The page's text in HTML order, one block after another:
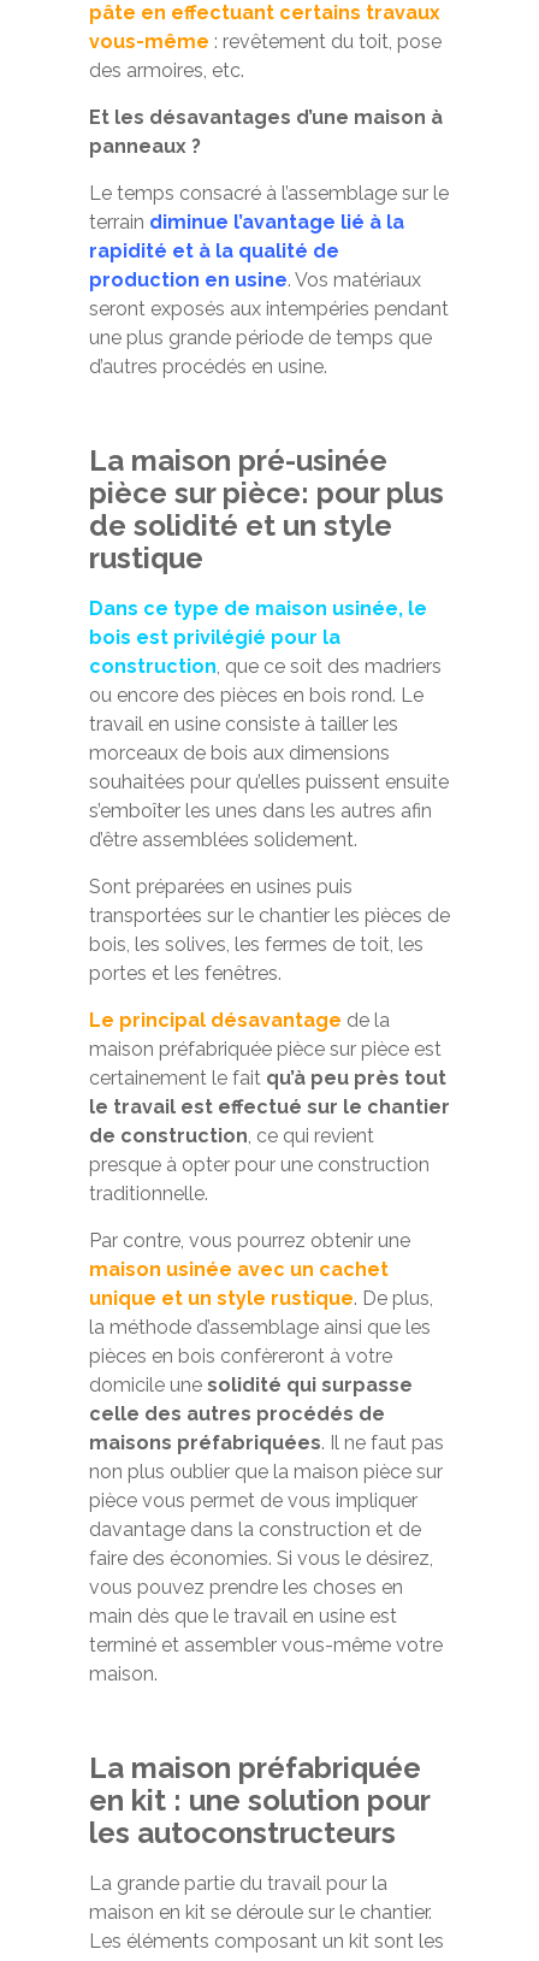
pâte en effectuant certains travaux
vous-même : revêtement du toit, pose
des armoires, etc.
Et les désavantages d’une maison à
panneaux ?
Le temps consacré à l’assemblage sur le
terrain diminue l’avantage lié à la
rapidité et à la qualité de
production en usine. Vos matériaux
seront exposés aux intempéries pendant
une plus grande période de temps que
d’autres procédés en usine.
La maison pré-usinée
pièce sur pièce: pour plus
de solidité et un style
rustique
Dans ce type de maison usinée, le
bois est privilégié pour la
construction, que ce soit des madriers
ou encore des pièces en bois rond. Le
travail en usine consiste à tailler les
morceaux de bois aux dimensions
souhaitées pour qu’elles puissent ensuite
s’emboîter les unes dans les autres afin
d’être assemblées solidement.
Sont préparées en usines puis
transportées sur le chantier les pièces de
bois, les solives, les fermes de toit, les
portes et les fenêtres.
Le principal désavantage de la
maison préfabriquée pièce sur pièce est
certainement le fait qu’à peu près tout
le travail est effectué sur le chantier
de construction, ce qui revient
presque à opter pour une construction
traditionnelle.
Par contre, vous pourrez obtenir une
maison usinée avec un cachet
unique et un style rustique. De plus,
la méthode d’assemblage ainsi que les
pièces en bois confèreront à votre
domicile une solidité qui surpasse
celle des autres procédés de
maisons préfabriquées. Il ne faut pas
non plus oublier que la maison pièce sur
pièce vous permet de vous impliquer
davantage dans la construction et de
faire des économies. Si vous le désirez,
vous pouvez prendre les choses en
main dès que le travail en usine est
terminé et assembler vous-même votre
maison.
La maison préfabriquée
en kit : une solution pour
les autoconstructeurs
La grande partie du travail pour la
maison en kit se déroule sur le chantier.
Les éléments composant un kit sont les